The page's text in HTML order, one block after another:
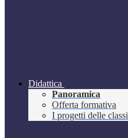
Didattica
Panoramica
Offerta formativa
I progetti delle classi